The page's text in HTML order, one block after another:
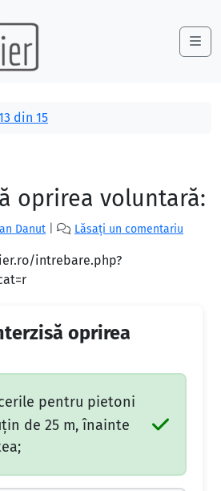
din 15
oprirea voluntară:
Danut Lăsați un comentariu
intrebare.php?
oprirea
pentru pietoni
de 25 m, înainte